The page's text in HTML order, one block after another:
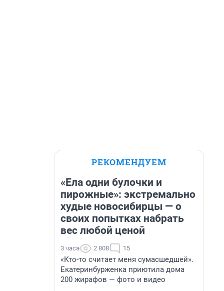
РЕКОМЕНДУЕМ
«Ела одни булочки и
пирожные»: экстремально
худые новосибирцы — о
своих попытках набрать
вес любой ценой
3 часа 2 808 15
«Кто-то считает меня сумасшедшей».
Екатеринбурженка приютила дома
200 жирафов — фото и видео